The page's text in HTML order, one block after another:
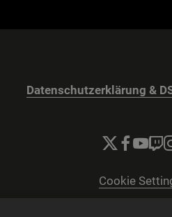
Datenschutzerklärung &
Cookie